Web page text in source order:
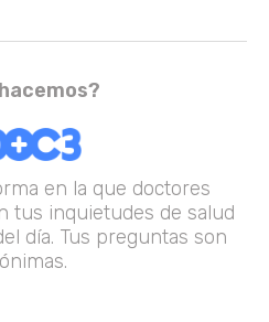
en la que doctores
tus inquietudes de salud
día. Tus preguntas son